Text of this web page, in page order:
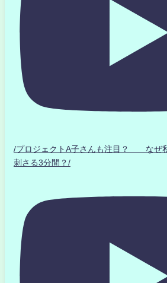
/プロジェクトA子さんも注目？ なぜ
刺さる3分間？/